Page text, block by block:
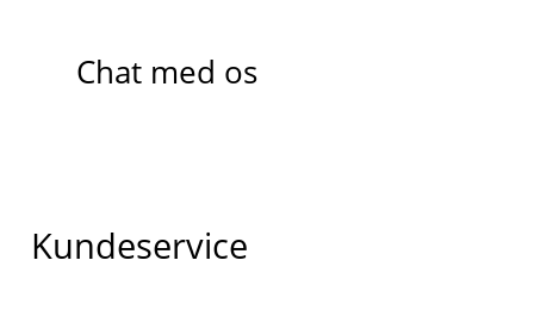
Chat med os
Kundeservice